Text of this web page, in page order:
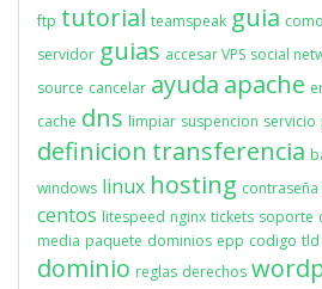
ftp tutorial teamspeak guia
servidor guias accesar VPS social
source cancelar ayuda apache
cache dns limpiar suspencion servicio
definicion transferencia
windows linux hosting contraseña
centos litespeed nginx tickets soporte
media paquete dominios epp codigo tld
dominio reglas derechos